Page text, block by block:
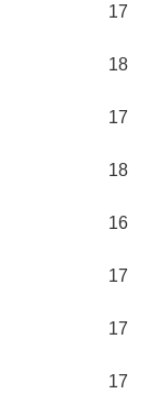
17
18
17
18
16
17
17
17